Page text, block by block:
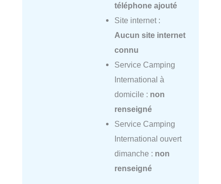
téléphone ajouté
Site internet :
Aucun site internet
connu
Service Camping
International à
domicile : non
renseigné
Service Camping
International ouvert
dimanche : non
renseigné